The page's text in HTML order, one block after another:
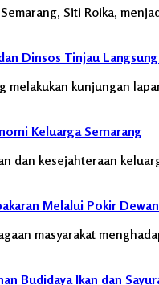
Siti Roika,
Dinsos Tinjau
melakukan kunjungan
Keluarga Semarang
dan kesejahteraan
Melalui Pokir
masyarakat
Budidaya Ikan dan